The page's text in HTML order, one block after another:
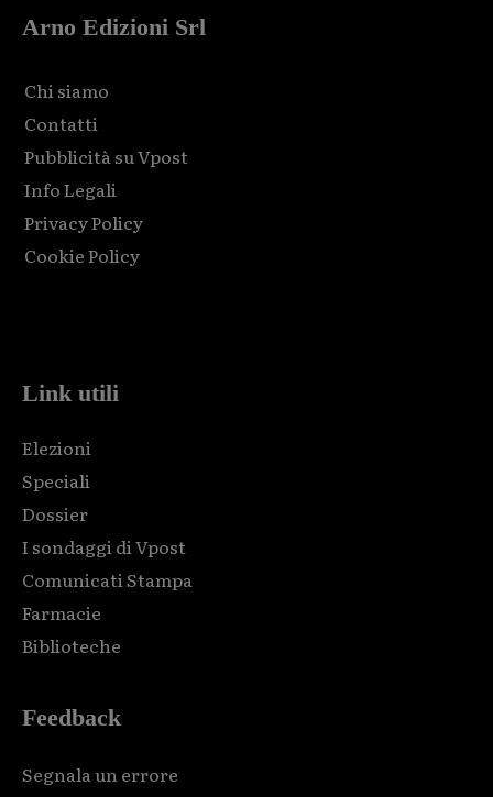
Arno Edizioni Srl
Chi siamo
Contatti
Pubblicità su Vpost
Info Legali
Privacy Policy
Cookie Policy
Link utili
Elezioni
Speciali
Dossier
I sondaggi di Vpost
Comunicati Stampa
Farmacie
Biblioteche
Feedback
Segnala un errore